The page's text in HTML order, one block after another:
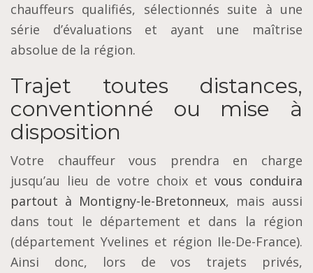
chauffeurs qualifiés, sélectionnés suite à une
série d’évaluations et ayant une maîtrise
absolue de la région.
Trajet toutes distances,
conventionné ou mise à
disposition
Votre chauffeur vous prendra en charge
jusqu’au lieu de votre choix et vous conduira
partout à Montigny-le-Bretonneux, mais aussi
dans tout le département et dans la région
(département Yvelines et région Ile-De-France).
Ainsi donc, lors de vos trajets privés,